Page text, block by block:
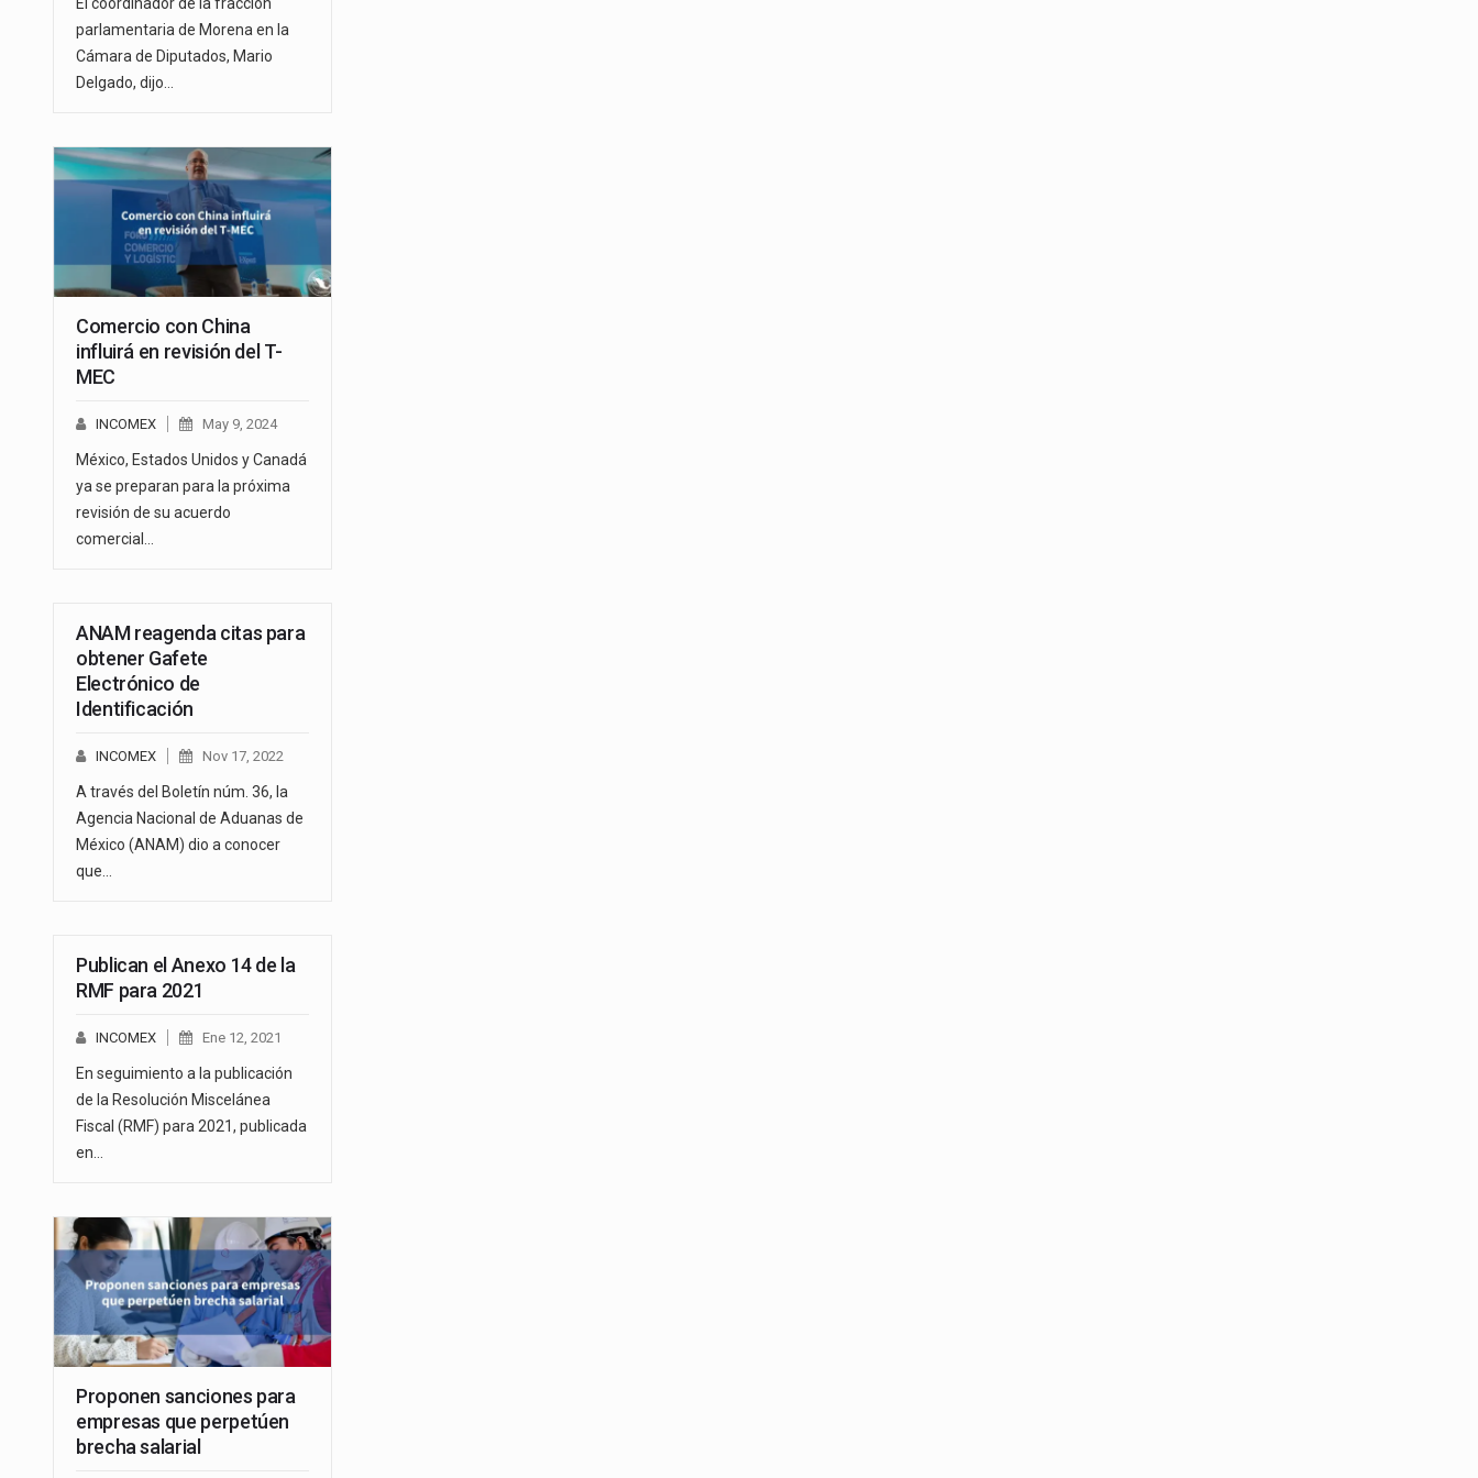
parlamentaria de Morena en la
Cámara de Diputados, Mario
Delgado, dijo…
Comercio con China
influirá en revisión del T-
MEC
INCOMEX May 9, 2024
México, Estados Unidos y Canadá
ya se preparan para la próxima
revisión de su acuerdo
comercial…
ANAM reagenda citas para
obtener Gafete
Electrónico de
Identificación
INCOMEX Nov 17, 2022
A través del Boletín núm. 36, la
Agencia Nacional de Aduanas de
México (ANAM) dio a conocer
que…
Publican el Anexo 14 de la
RMF para 2021
INCOMEX Ene 12, 2021
En seguimiento a la publicación
de la Resolución Miscelánea
Fiscal (RMF) para 2021, publicada
en…
Proponen sanciones para
empresas que perpetúen
brecha salarial